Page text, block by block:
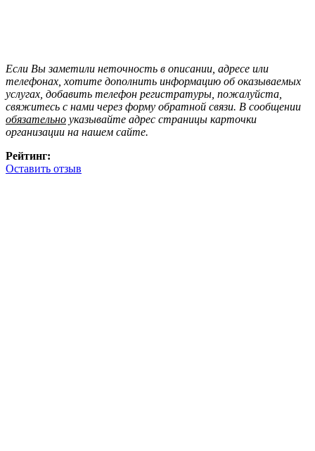
Если Вы заметили неточность в описании, адресе или
телефонах, хотите дополнить информацию об оказываемых
услугах, добавить телефон регистратуры, пожалуйста,
свяжитесь с нами через форму обратной связи. В сообщении
обязательно указывайте адрес страницы карточки
организации на нашем сайте.
Рейтинг:
Оставить отзыв